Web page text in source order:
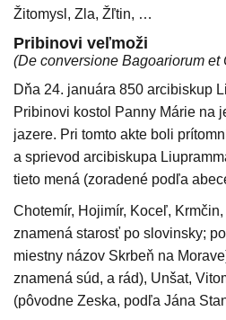
Žitomysl, Zla, Žľtin, …
Pribinovi veľmoži
(De conversione Bagoariorum et
Dňa 24. januára 850 arcibiskup
Pribinovi kostol Panny Márie na
jazere. Pri tomto akte boli
a sprievod arcibiskupa
tieto mená (zoradené podľa
Chotemír, Hojimír, Koceľ,
znamená starosť po slovinsky;
miestny názov Skrbeň na
znamená súd, a rád), Unšat,
(pôvodne Zeska, podľa Jána